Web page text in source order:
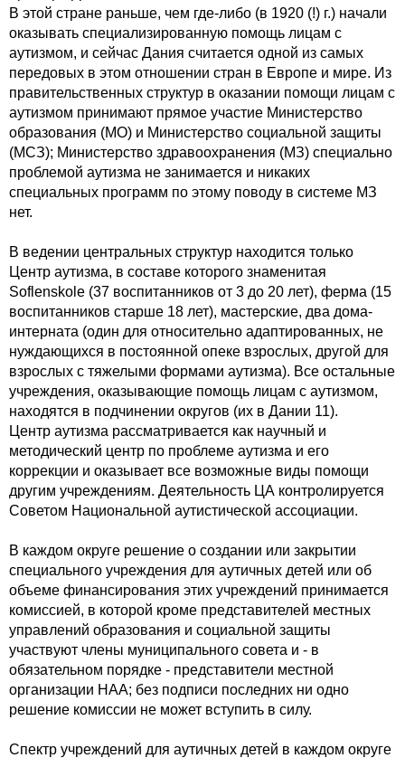
В этой стране раньше, чем где-либо (в 1920 (!) г.) начали
оказывать специализированную помощь лицам с
аутизмом, и сейчас Дания считается одной из самых
передовых в этом отношении стран в Европе и мире. Из
правительственных структур в оказании помощи лицам с
аутизмом принимают прямое участие Министерство
образования (МО) и Министерство социальной защиты
(МСЗ); Министерство здравоохранения (МЗ) специально
проблемой аутизма не занимается и никаких
специальных программ по этому поводу в системе МЗ
нет.
В ведении центральных структур находится только
Центр аутизма, в составе которого знаменитая
Soflenskole (37 воспитанников от 3 до 20 лет), ферма (15
воспитанников старше 18 лет), мастерские, два дома-
интерната (один для относительно адаптированных, не
нуждающихся в постоянной опеке взрослых, другой для
взрослых с тяжелыми формами аутизма). Все остальные
учреждения, оказывающие помощь лицам с аутизмом,
находятся в подчинении округов (их в Дании 11).
Центр аутизма рассматривается как научный и
методический центр по проблеме аутизма и его
коррекции и оказывает все возможные виды помощи
другим учреждениям. Деятельность ЦА контролируется
Советом Национальной аутистической ассоциации.
В каждом округе решение о создании или закрытии
специального учреждения для аутичных детей или об
объеме финансирования этих учреждений принимается
комиссией, в которой кроме представителей местных
управлений образования и социальной защиты
участвуют члены муниципального совета и - в
обязательном порядке - представители местной
организации НАА; без подписи последних ни одно
решение комиссии не может вступить в силу.
Спектр учреждений для аутичных детей в каждом округе